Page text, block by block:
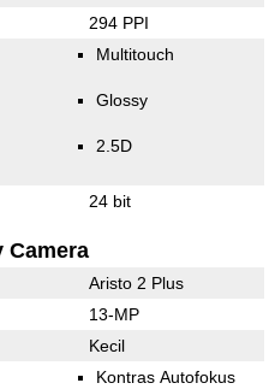
294 PPI
Multitouch
Glossy
2.5D
24 bit
Camera
Aristo 2 Plus
13-MP
Kecil
Kontras Autofokus